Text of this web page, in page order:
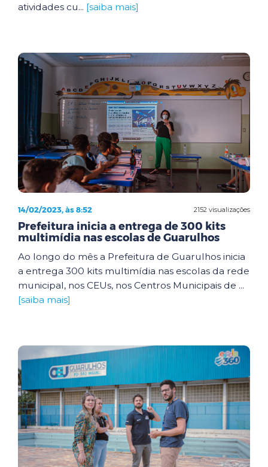
atividades cu... [saiba mais]
2152 visualizações
14/02/2023, às 8:52
Prefeitura inicia a entrega de 300 kits
multimídia nas escolas de Guarulhos
Ao longo do mês a Prefeitura de Guarulhos inicia
a entrega 300 kits multimídia nas escolas da rede
municipal, nos CEUs, nos Centros Municipais de ...
[saiba mais]